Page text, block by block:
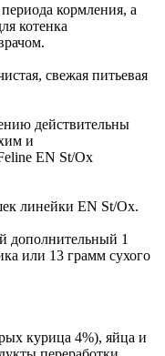
кормления, а
котенка
свежая питьевая
действительны
и
EN St/Ox
линейки EN St/Ox.
дополнительный 1
или 13 грамм сухого
курица 4%), яйца и